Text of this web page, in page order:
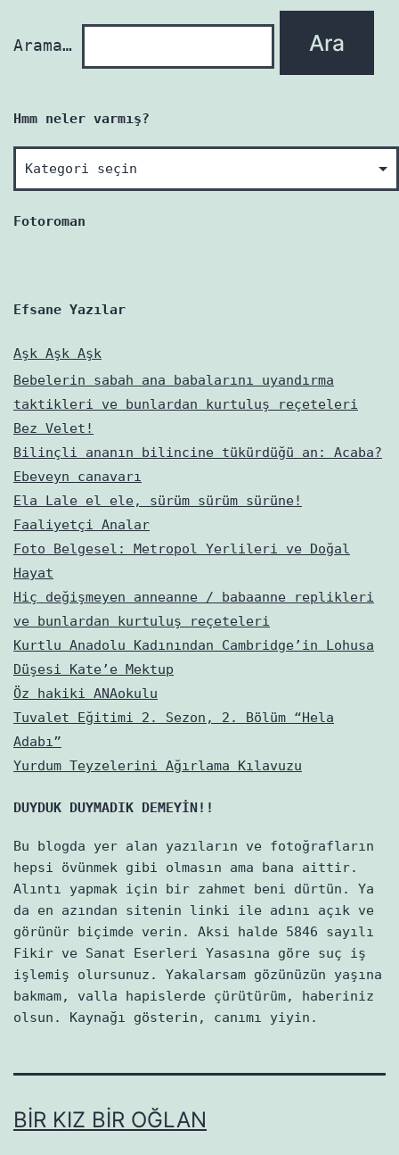
Arama…
Hmm neler varmış?
Hmm
neler
varmış?
Fotoroman
Efsane Yazılar
Aşk Aşk Aşk
Bebelerin sabah ana babalarını uyandırma
taktikleri ve bunlardan kurtuluş reçeteleri
Bez Velet!
Bilinçli ananın bilincine tükürdüğü an: Acaba?
Ebeveyn canavarı
Ela Lale el ele, sürüm sürüm sürüne!
Faaliyetçi Analar
Foto Belgesel: Metropol Yerlileri ve Doğal
Hayat
Hiç değişmeyen anneanne / babaanne replikleri
ve bunlardan kurtuluş reçeteleri
Kurtlu Anadolu Kadınından Cambridge’in Lohusa
Düşesi Kate’e Mektup
Öz hakiki ANAokulu
Tuvalet Eğitimi 2. Sezon, 2. Bölüm “Hela
Adabı”
Yurdum Teyzelerini Ağırlama Kılavuzu
DUYDUK DUYMADIK DEMEYİN!!
Bu blogda yer alan yazıların ve fotoğrafların
hepsi övünmek gibi olmasın ama bana aittir.
Alıntı yapmak için bir zahmet beni dürtün. Ya
da en azından sitenin linki ile adını açık ve
görünür biçimde verin. Aksi halde 5846 sayılı
Fikir ve Sanat Eserleri Yasasına göre suç iş
işlemiş olursunuz. Yakalarsam gözünüzün yaşına
bakmam, valla hapislerde çürütürüm, haberiniz
olsun. Kaynağı gösterin, canımı yiyin.
BIR KIZ BIR OĞLAN